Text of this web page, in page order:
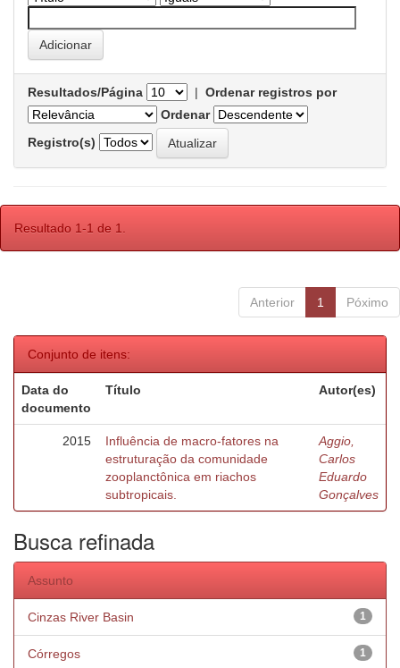
Resultados/Página | Ordenar registros por
Ordenar
Registro(s)
Resultado 1-1 de 1.
Anterior 1 Póximo
Conjunto de itens:
Data do
documento
Título Autor(es)
2015
Influência de macro-fatores na
estruturação da comunidade
zooplanctônica em riachos
subtropicais.
Aggio,
Carlos
Eduardo
Gonçalves
Busca refinada
Assunto
1
Cinzas River Basin
1
Córregos